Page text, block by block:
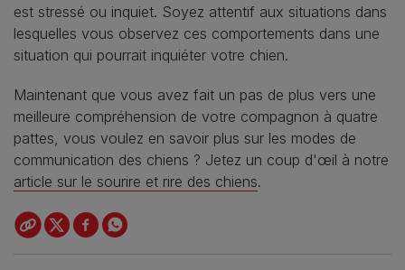
est stressé ou inquiet. Soyez attentif aux situations dans
lesquelles vous observez ces comportements dans une
situation qui pourrait inquiéter votre chien.
Maintenant que vous avez fait un pas de plus vers une
meilleure compréhension de votre compagnon à quatre
pattes, vous voulez en savoir plus sur les modes de
communication des chiens ? Jetez un coup d'œil à notre
article sur le sourire et rire des chiens.